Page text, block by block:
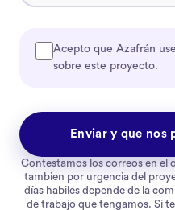
Acepto que Azafrán
sobre este proyecto.
Enviar y que nos
Contestamos los correos en el
tambien por urgencia del
días habiles depende de la
de trabajo que tengamos. Si